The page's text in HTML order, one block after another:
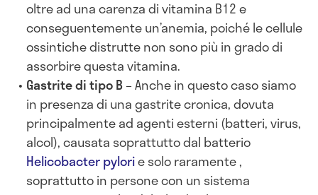
oltre ad una carenza di vitamina B12 e
conseguentemente un’anemia, poiché le cellule
ossintiche distrutte non sono più in grado di
assorbire questa vitamina.
Gastrite di tipo B– Anche in questo caso siamo
in presenza di una gastrite cronica, dovuta
principalmente ad agenti esterni (batteri, virus,
alcol), causata soprattutto dal batterio
Helicobacter pylorie solo raramente ,
soprattutto in persone con un sistema